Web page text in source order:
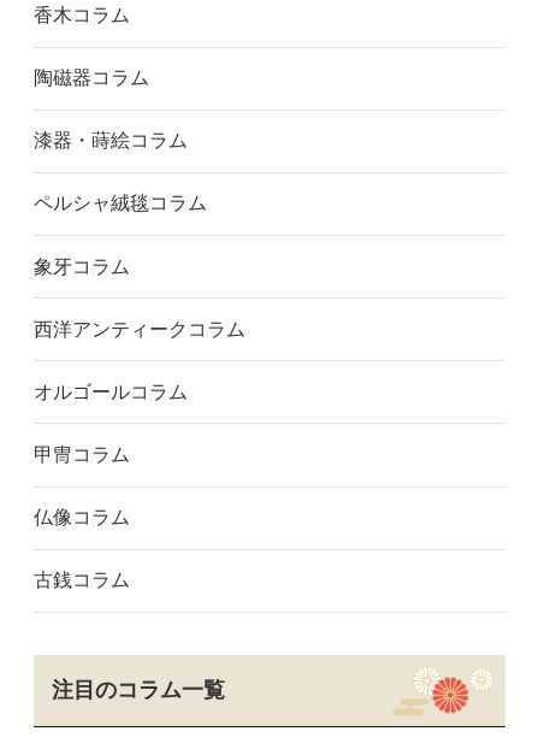
香木コラム
陶磁器コラム
漆器・蒔絵コラム
ペルシャ絨毯コラム
象牙コラム
西洋アンティークコラム
オルゴールコラム
甲冑コラム
仏像コラム
古銭コラム
注目のコラム一覧